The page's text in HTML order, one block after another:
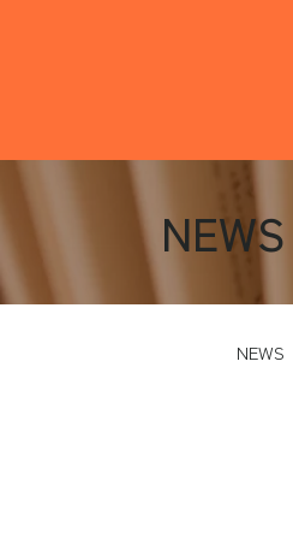
NEWS
NEWS